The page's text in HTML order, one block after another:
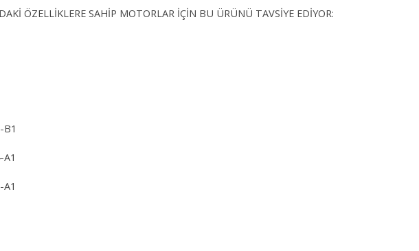
ÖZELLİKLERE SAHİP MOTORLAR İÇİN BU ÜRÜNÜ TAVSİYE EDİYOR:
B1